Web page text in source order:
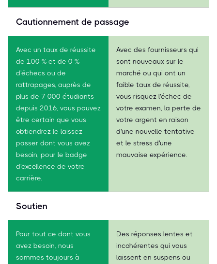
Cautionnement de passage
Avec un taux de réussite
de 100 % et de 0 %
d'échecs ou de
rattrapages, auprès de
plus de 7 000 étudiants
depuis 2016, vous pouvez
être certain que vous
obtiendrez le laissez-
passer dont vous avez
besoin, pour le badge
d'excellence de votre
carrière.
Avec des fournisseurs qui
sont nouveaux sur le
marché ou qui ont un
faible taux de réussite,
vous risquez l'échec de
votre examen, la perte de
votre argent en raison
d'une nouvelle tentative
et le stress d'une
mauvaise expérience.
Soutien
Pour tout ce dont vous
avez besoin, nous
sommes toujours à
Des réponses lentes et
incohérentes qui vous
laissent en suspens ou